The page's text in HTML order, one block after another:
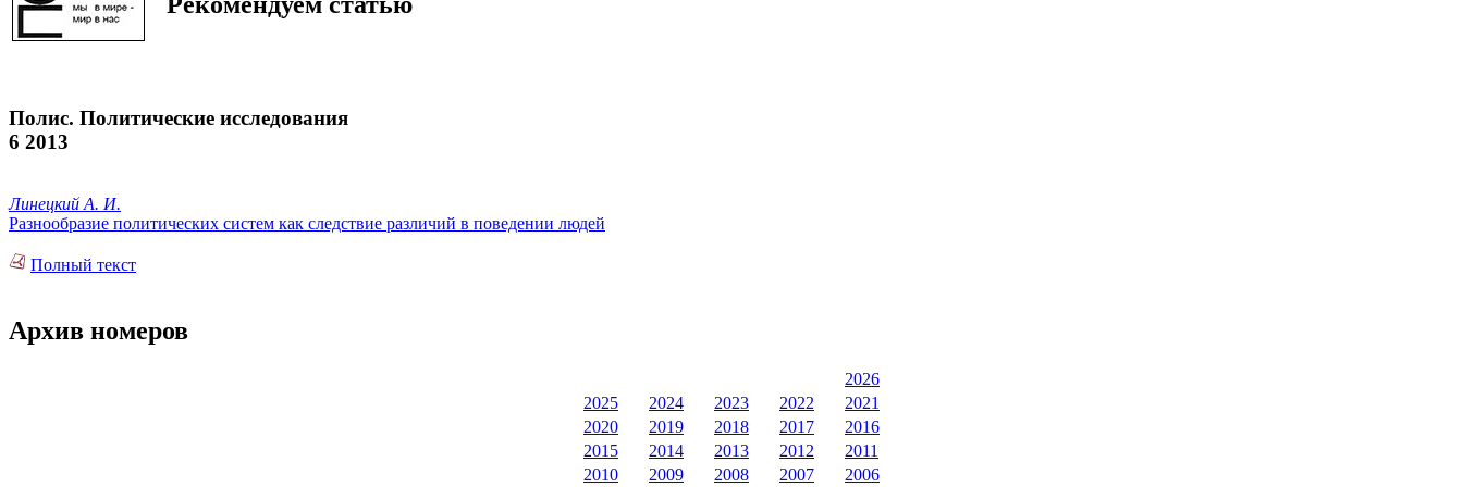
Полис. Политические исследования
6 2013
Линецкий А. И.
Разнообразие политических систем как следствие различий в поведении людей
Полный текст
Архив номеров
2026
2025
2024 2023 2022
2021
2020
2019 2018 2017
2016
2015
2014 2013 2012
2011
2010
2009 2008 2007 2006